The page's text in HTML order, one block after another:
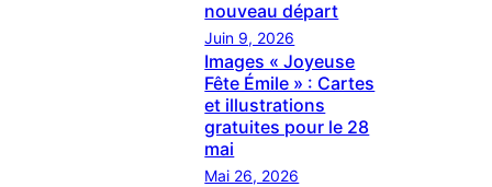
nouveau départ
Juin 9, 2026
Images « Joyeuse
Fête Émile » : Cartes
et illustrations
gratuites pour le 28
mai
Mai 26, 2026